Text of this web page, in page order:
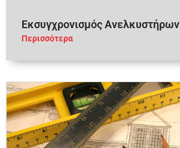
Εκσυγχρονισμός Ανελκυστήρων
Περισσότερα